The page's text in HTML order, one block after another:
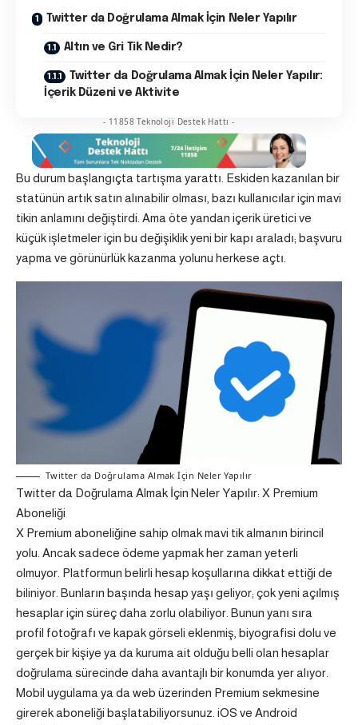
Twitter da Doğrulama Almak İçin Neler Yapılır
Altın ve Gri Tik Nedir?
Twitter da Doğrulama Almak İçin Neler Yapılır:
İçerik Düzeni ve Aktivite
- 11858 Teknoloji Destek Hattı -
Bu durum başlangıçta tartışma yarattı. Eskiden kazanılan bir
statünün artık satın alınabilir olması, bazı kullanıcılar için mavi
tikin anlamını değiştirdi. Ama öte yandan içerik üretici ve
küçük işletmeler için bu değişiklik yeni bir kapı araladı; başvuru
yapma ve görünürlük kazanma yolunu herkese açtı.
Twitter da Doğrulama Almak İçin Neler Yapılır
Twitter da Doğrulama Almak İçin Neler Yapılır: X Premium
Aboneliği
X Premium aboneliğine sahip olmak mavi tik almanın birincil
yolu. Ancak sadece ödeme yapmak her zaman yeterli
olmuyor. Platformun belirli hesap koşullarına dikkat ettiği de
biliniyor. Bunların başında hesap yaşı geliyor; çok yeni açılmış
hesaplar için süreç daha zorlu olabiliyor. Bunun yanı sıra
profil fotoğrafı ve kapak görseli eklenmiş, biyografisi dolu ve
gerçek bir kişiye ya da kuruma ait olduğu belli olan hesaplar
doğrulama sürecinde daha avantajlı bir konumda yer alıyor.
Mobil uygulama ya da web üzerinden Premium sekmesine
girerek aboneliği başlatabiliyorsunuz. iOS ve Android